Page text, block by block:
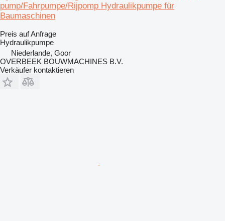
pump/Fahrpumpe/Rijpomp Hydraulikpumpe für
Baumaschinen
Preis auf Anfrage
Hydraulikpumpe
Niederlande, Goor
OVERBEEK BOUWMACHINES B.V.
Verkäufer kontaktieren